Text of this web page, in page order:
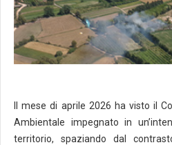
Il mese di aprile 2026 ha visto il
Ambientale impegnato in
territorio, spaziando dal